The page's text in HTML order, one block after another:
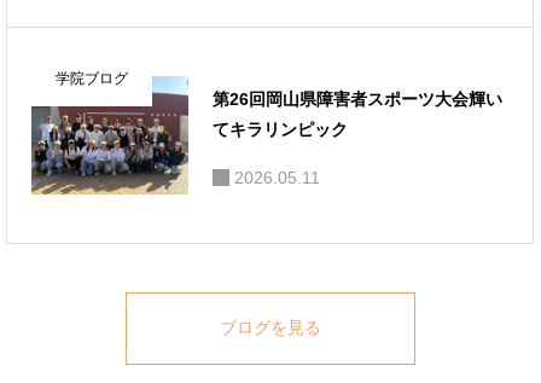
学院ブログ
第26回岡山県障害者スポーツ大会輝い
てキラリンピック
2026.05.11
ブログを見る